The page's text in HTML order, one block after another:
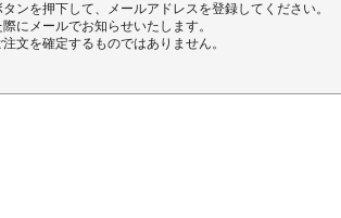
ンを押下して、メールアドレスを登録してください。
にメールでお知らせいたします。
文を確定するものではありません。